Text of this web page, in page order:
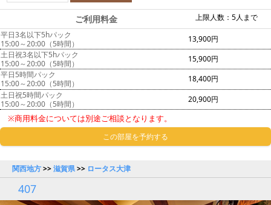
上限人数：5人まで
ご利用料金
平日3名以下5hパック
15:00～20:00（5時間）
13,900円
土日祝3名以下5hパック
15:00～20:00（5時間）
15,900円
平日5時間パック
15:00～20:00（5時間）
18,400円
土日祝5時間パック
15:00～20:00（5時間）
20,900円
※商用料金については別途ご相談となります。
この部屋を予約する
関西地方>>滋賀県>> ロータス大津
407